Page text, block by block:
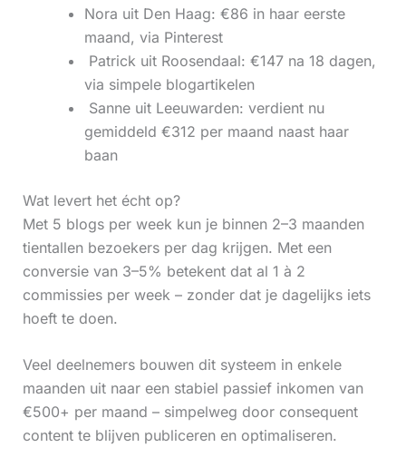
Nora uit Den Haag: €86 in haar eerste
maand, via Pinterest
‍ Patrick uit Roosendaal: €147 na 18 dagen,
via simpele blogartikelen
‍ Sanne uit Leeuwarden: verdient nu
gemiddeld €312 per maand naast haar
baan
Wat levert het écht op?
Met 5 blogs per week kun je binnen 2–3 maanden
tientallen bezoekers per dag krijgen. Met een
conversie van 3–5% betekent dat al 1 à 2
commissies per week – zonder dat je dagelijks iets
hoeft te doen.
Veel deelnemers bouwen dit systeem in enkele
maanden uit naar een stabiel passief inkomen van
€500+ per maand – simpelweg door consequent
content te blijven publiceren en optimaliseren.